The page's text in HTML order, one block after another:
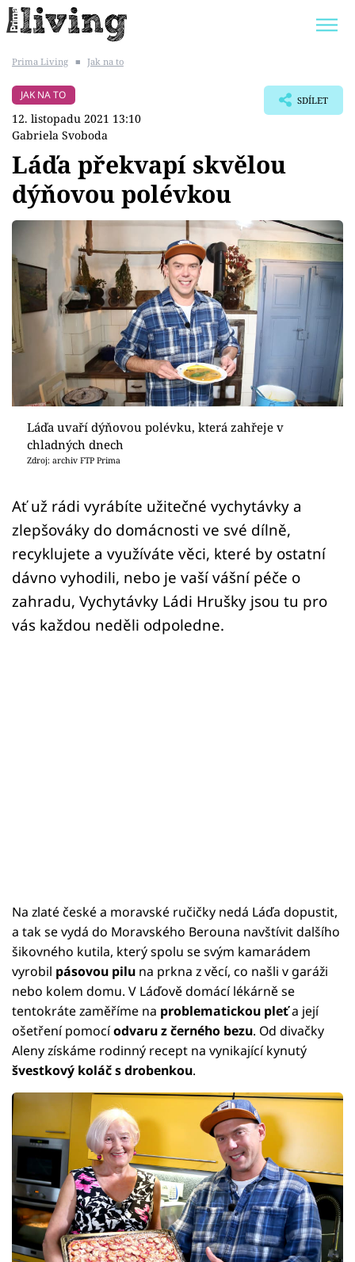
BYDLENÍ SLAVNÝCH
Témata
Bydlení
Zahrada
Design
Sledujte prima+
Přihlášení
Sledujte nás
Prima Living ■ Jak na to
JAK NA TO
12. listopadu 2021 13:10
Gabriela Svoboda
SDÍLET
Láďa překvapí skvělou
dýňovou polévkou
Láďa uvaří dýňovou polévku, která zahřeje v
chladných dnech
Zdroj: archiv FTP Prima
Ať už rádi vyrábíte užitečné vychytávky a
zlepšováky do domácnosti ve své dílně,
recyklujete a využíváte věci, které by ostatní
dávno vyhodili, nebo je vaší vášní péče o
zahradu, Vychytávky Ládi Hrušky jsou tu pro
vás každou neděli odpoledne.
Na zlaté české a moravské ručičky nedá Láďa dopustit,
a tak se vydá do Moravského Berouna navštívit dalšího
šikovného kutila, který spolu se svým kamarádem
vyrobil pásovou pilu na prkna z věcí, co našli v garáži
nebo kolem domu. V Láďově domácí lékárně se
tentokráte zaměříme na problematickou pleťa její
ošetření pomocíodvaru z černého bezu. Od divačky
Aleny získáme rodinný recept na vynikající kynutý
švestkový koláč s drobenkou.